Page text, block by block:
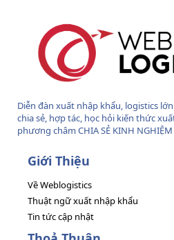
Diễn đàn xuất nhập khẩu, logistics
chia sẻ, hợp tác, học hỏi kiến thức
phương châm CHIA SẺ KINH NGHIỆM
Giới Thiệu
Về Weblogistics
Thuật ngữ xuất nhập khẩu
Tin tức cập nhật